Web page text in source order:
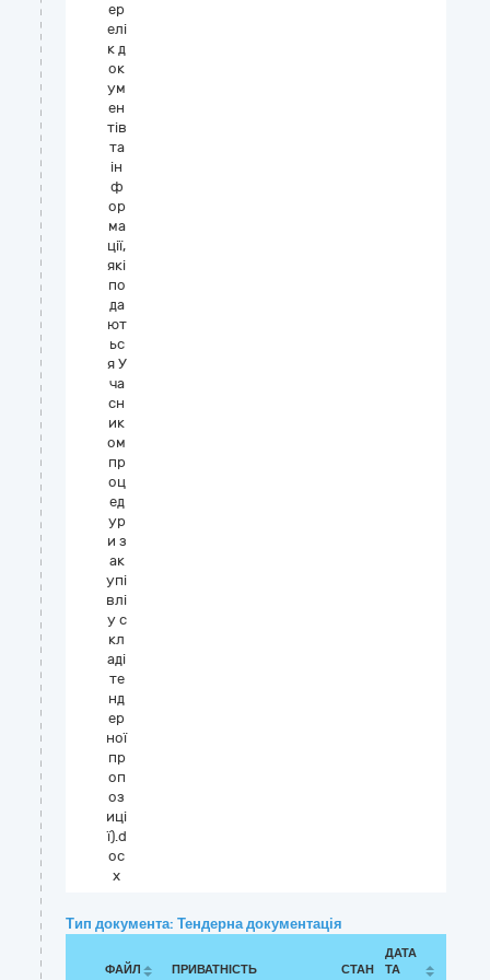
ер
елі
к д
ок
ум
ен
тів
та
ін
ф
ор
ма
ції,
які
по
да
ют
ьс
я У
ча
сн
ик
ом
пр
оц
ед
ур
и з
ак
упі
влі
у с
кл
аді
те
нд
ер
ної
пр
оп
оз
иці
ї).d
oc
x
Тип документа: Тендерна документація
ФАЙЛ ПРИВАТНІСТЬ СТАН
ДАТА
ТА